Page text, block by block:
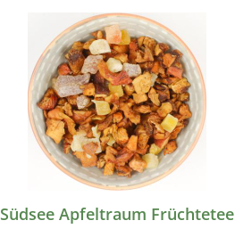
Südsee Apfeltraum Früchtetee